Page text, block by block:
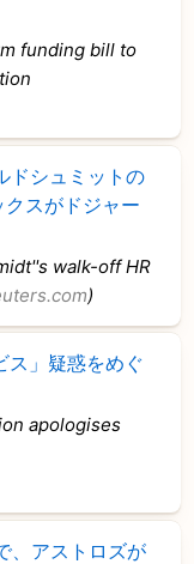
funding bill to
ドシュミットの
スがドジャー
walk-off HR
)
ス」疑惑をめぐ
apologises
、アストロズが